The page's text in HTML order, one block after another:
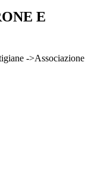
E
->Associazione